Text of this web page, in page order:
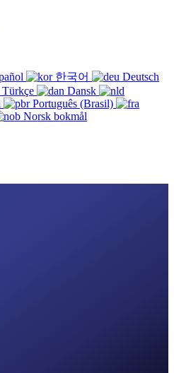
한국어
Deutsch
Türkçe
Dansk
Português (Brasil)
Norsk bokmål